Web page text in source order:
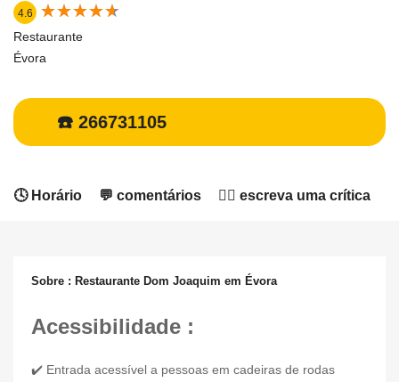
4.6 ★★★★★
★★★★★
Restaurante
Évora
☎️ 266731105
🕓 Horário 💬 comentários ✍🏻 escreva uma crítica
Sobre : Restaurante Dom Joaquim em Évora
Acessibilidade :
✔️ Entrada acessível a pessoas em cadeiras de rodas